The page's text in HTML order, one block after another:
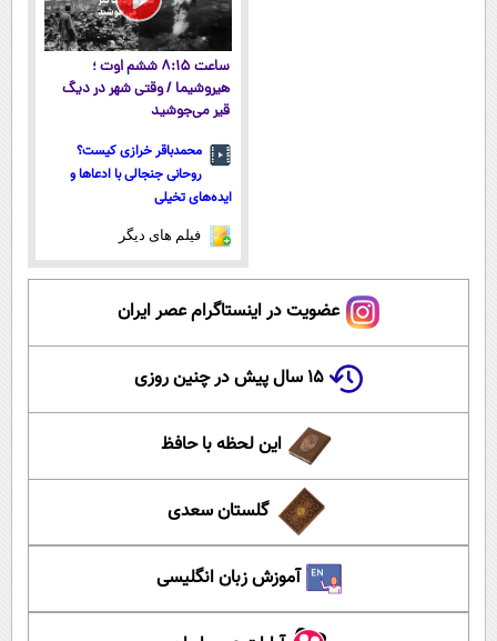
ساعت ۸:۱۵ ششم اوت ؛
هیروشیما / وقتی شهر در دیگ
قیر می‌جوشید
محمدباقر خرازی کیست؟
روحانی جنجالی با ادعاها و
ایده‌های تخیلی
فیلم های دیگر
عضویت در اینستاگرام عصر ایران
۱۵ سال پیش در چنین روزی
این لحظه با حافظ
گلستان سعدی
آموزش زبان انگلیسی